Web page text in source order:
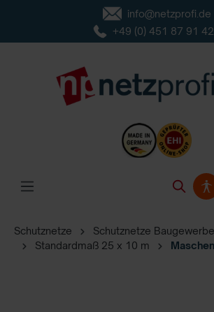
info@netzprofi.de
+49 (0) 451 87 91
Schutznetze Schutznetze Baugewerbe
Standardmaß 25 x 10 m